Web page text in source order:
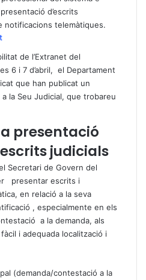
d’escrits
notificacions telemàtiques.
de l’Extranet del
6 i 7 d’abril, el Departament
que han publicat un
la Seu Judicial, que trobareu
presentació
judicials
Secretari de Govern del
presentar escrits i
en relació a la seva
, especialmente en els
a la demanda, als
i adequada localització i
(demanda/contestació a la